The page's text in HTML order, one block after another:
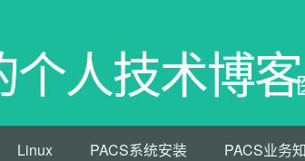
个人技术博客
Linux PACS系统安装 PACS业务